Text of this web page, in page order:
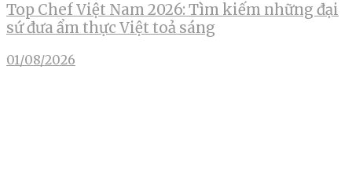
Top Chef Việt Nam 2026: Tìm kiếm những đại
sứ đưa ẩm thực Việt toả sáng
01/08/2026